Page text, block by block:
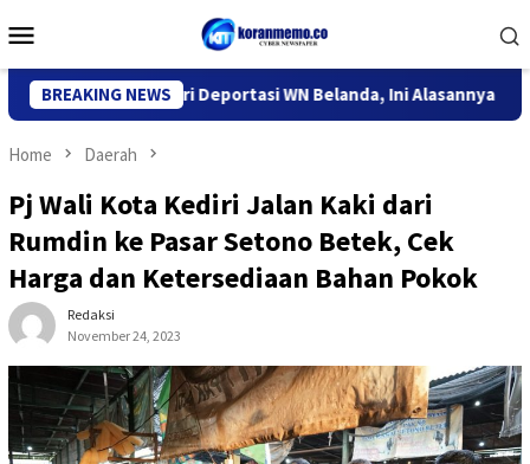
to
Menu
BREAKING NEWS
Kediri Deportasi WN Belanda, Ini Alasannya 9
Home Daerah
Pj Wali Kota Kediri Jalan Kaki dari
Rumdin ke Pasar Setono Betek, Cek
Harga dan Ketersediaan Bahan Pokok
Redaksi
November 24, 2023